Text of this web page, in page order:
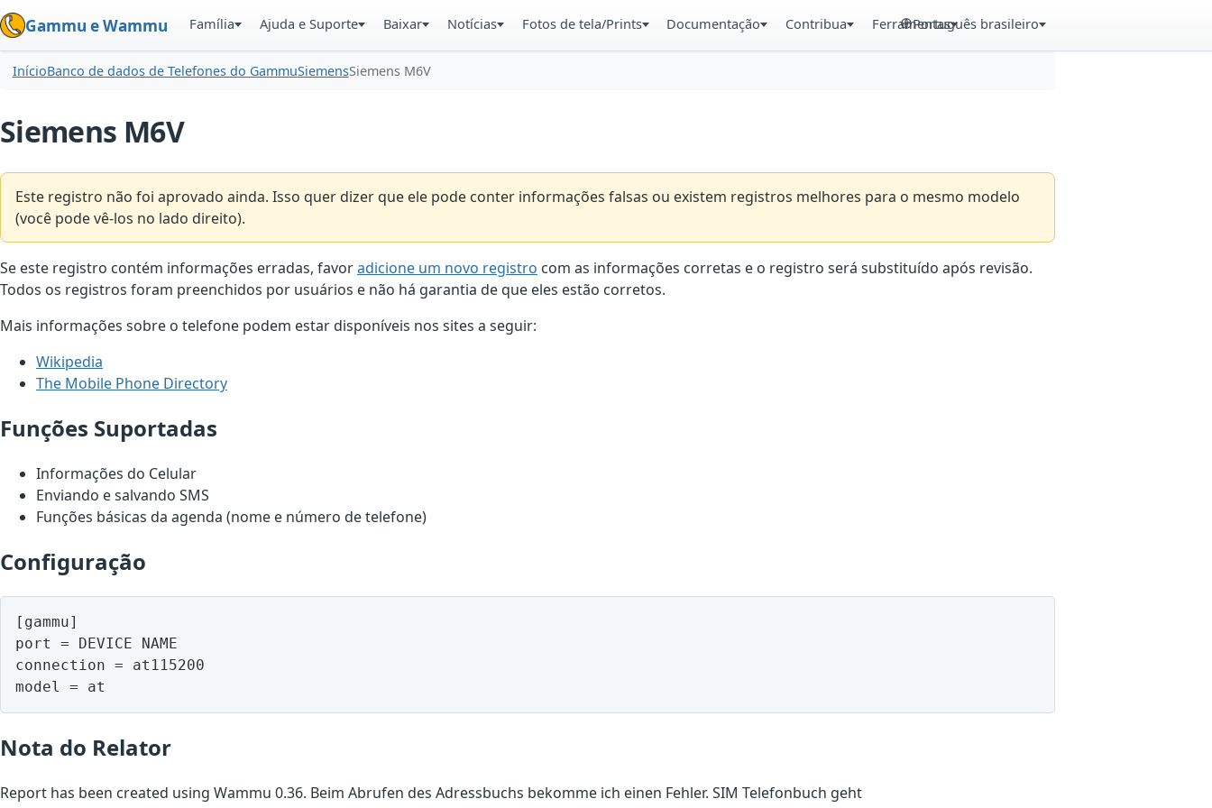
Gammu e Wammu Família Ajuda e Suporte Baixar Notícias Fotos de tela/Prints Documentação Contribua FerramentasPortuguês brasileiro
InícioBanco de dados de Telefones do GammuSiemensSiemens M6V
Siemens M6V
Este registro não foi aprovado ainda. Isso quer dizer que ele pode conter informações falsas ou existem registros melhores para o mesmo modelo
(você pode vê-los no lado direito).
Se este registro contém informações erradas, favoradicione um novo registro com as informações corretas e o registro será substituído após revisão.
Todos os registros foram preenchidos por usuários e não há garantia de que eles estão corretos.
Mais informações sobre o telefone podem estar disponíveis nos sites a seguir:
Wikipedia
The Mobile Phone Directory
Funções Suportadas
Informações do Celular
Enviando e salvando SMS
Funções básicas da agenda (nome e número de telefone)
Configuração
[gammu]
port = DEVICE NAME
connection = at115200
model = at
Nota do Relator
Report has been created using Wammu 0.36. Beim Abrufen des Adressbuchs bekomme ich einen Fehler. SIM Telefonbuch geht